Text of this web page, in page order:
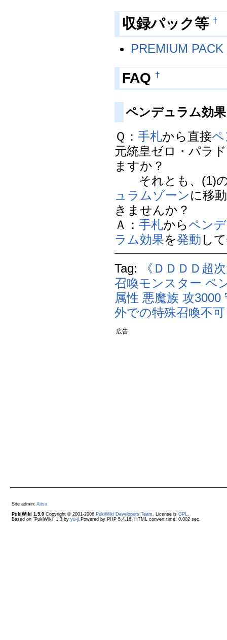
収録パック等 †
PREMIUM PACK
FAQ †
ペンデュラム効
Ｑ：手札から直接ペ
元統皇ゼロ・パラ
ますか？
それとも、(1)
ュラムゾーンに移
きませんか？
Ａ：手札からペン
ラム効果を発動 して
Tag:
《ＤＤＤＤ超
召喚モンスター ペ
属性 悪魔族 攻3000
外での特殊召喚不可
広告
Site admin: Aitsu
PukiWiki 1.5.0Copyright © 2001-2006 PukiWiki Developers Team . License is GPL
Based on "PukiWiki" 1.3 by yu-ji.Powered by PHP 5.4.16. HTML convert time: 0.002 sec.